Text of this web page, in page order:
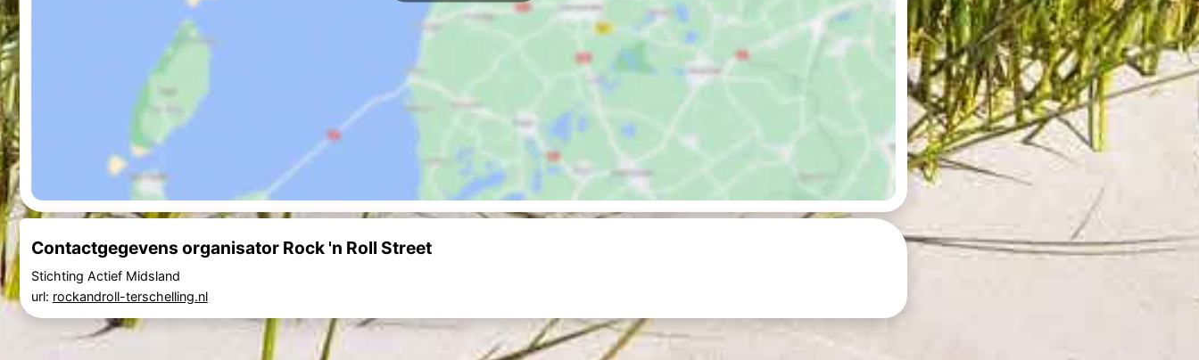
Contactgegevens organisator Rock 'n Roll Street
Stichting Actief Midsland
url: rockandroll-terschelling.nl